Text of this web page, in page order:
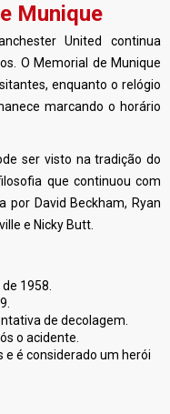
Munique
United continua
O Memorial de Munique
enquanto o relógio
marcando o horário
ser visto na tradição do
que continuou com
por David Beckham, Ryan
e Nicky Butt.
1958.
de decolagem.
o acidente.
e é considerado um herói